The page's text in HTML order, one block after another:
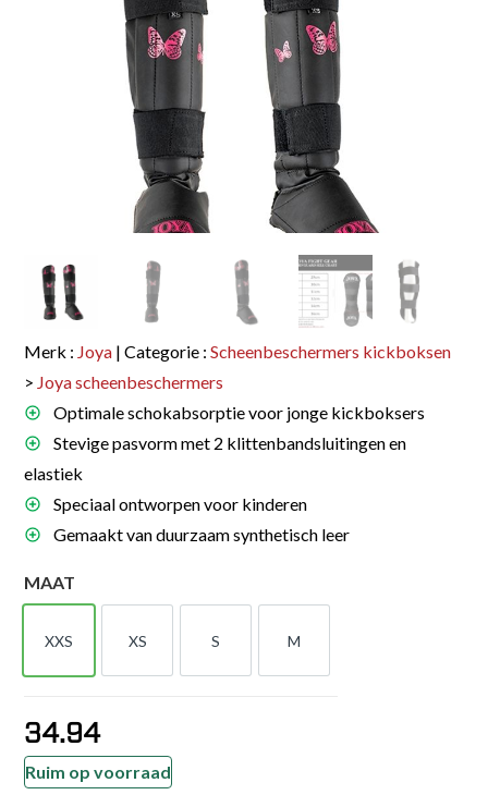
Merk : Joya | Categorie :Scheenbeschermers kickboksen
> Joya scheenbeschermers
Optimale schokabsorptie voor jonge kickboksers
Stevige pasvorm met 2 klittenbandsluitingen en
elastiek
Speciaal ontworpen voor kinderen
Gemaakt van duurzaam synthetisch leer
MAAT
XXS
XXS
XS
XS
S
S
M
M
34.94
Ruim op voorraad